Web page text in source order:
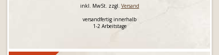
inkl. MwSt. zzgl. Versand
versandfertig innerhalb
1-2 Arbeitstage